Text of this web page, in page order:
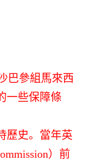
巴參組馬來西
一些保障條
歷史。當年英
）前